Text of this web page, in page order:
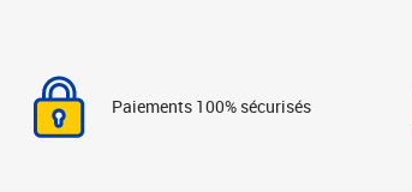
Paiements 100% sécurisés